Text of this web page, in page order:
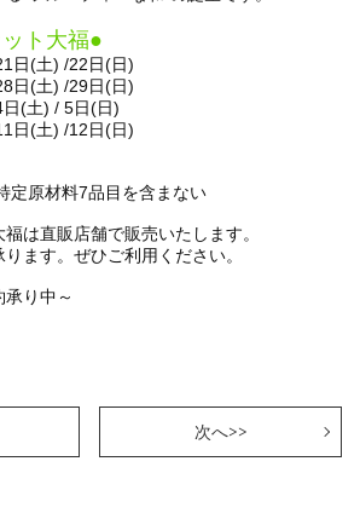
ト大福●
日(土) /22日(日)
(土) /29日(日)
土) / 5日(日)
(土) /12日(日)
定原材料7品目を含まない
は直販店舗で販売いたします。
ます。ぜひご利用ください。
承り中～
次へ>>